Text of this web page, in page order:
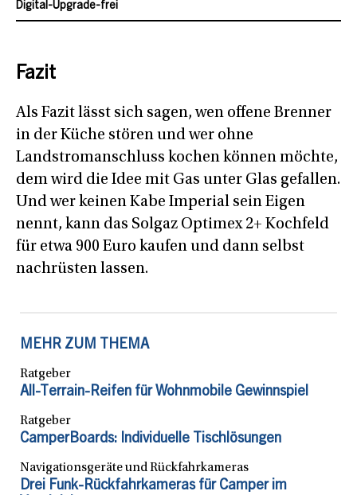
Digital-Upgrade-frei
Fazit
Als Fazit lässt sich sagen, wen offene Brenner
in der Küche stören und wer ohne
Landstromanschluss kochen können möchte,
dem wird die Idee mit Gas unter Glas gefallen.
Und wer keinen Kabe Imperial sein Eigen
nennt, kann das Solgaz Optimex 2+ Kochfeld
für etwa 900 Euro kaufen und dann selbst
nachrüsten lassen.
MEHR ZUM THEMA
Ratgeber
All-Terrain-Reifen für Wohnmobile Gewinnspiel
Ratgeber
CamperBoards: Individuelle Tischlösungen
Navigationsgeräte und Rückfahrkameras
Drei Funk-Rückfahrkameras für Camper im